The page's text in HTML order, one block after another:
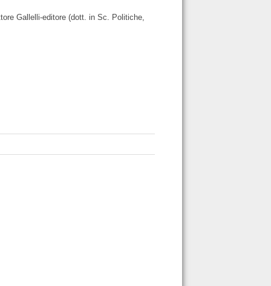
Gallelli-editore (dott. in Sc. Politiche,